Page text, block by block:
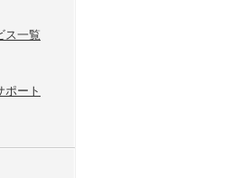
ス一覧
ポート